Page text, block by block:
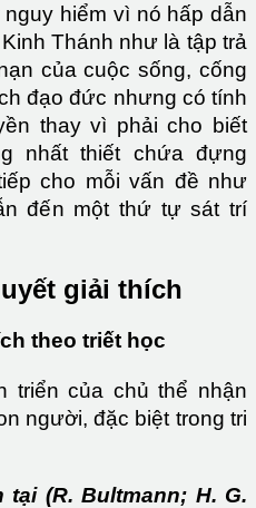
hiểm vì nó hấp dẫn
Thánh như là tập trả
của cuộc sống, cống
đạo đức nhưng có tính
thay vì phải cho biết
nhất thiết chứa đựng
cho mỗi vấn đề như
đến một thứ tự sát trí
giải thích
theo triết học
triển của chủ thể nhận
người, đặc biệt trong tri
(R. Bultmann; H. G.